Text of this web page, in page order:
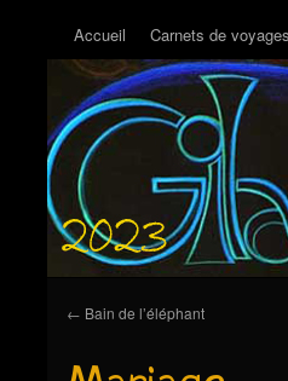
Accueil Carnets de voyages
← Bain de l’éléphant